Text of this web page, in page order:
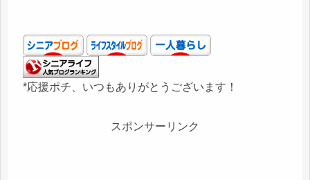
*応援ポチ、いつもありがとうございます！
スポンサーリンク